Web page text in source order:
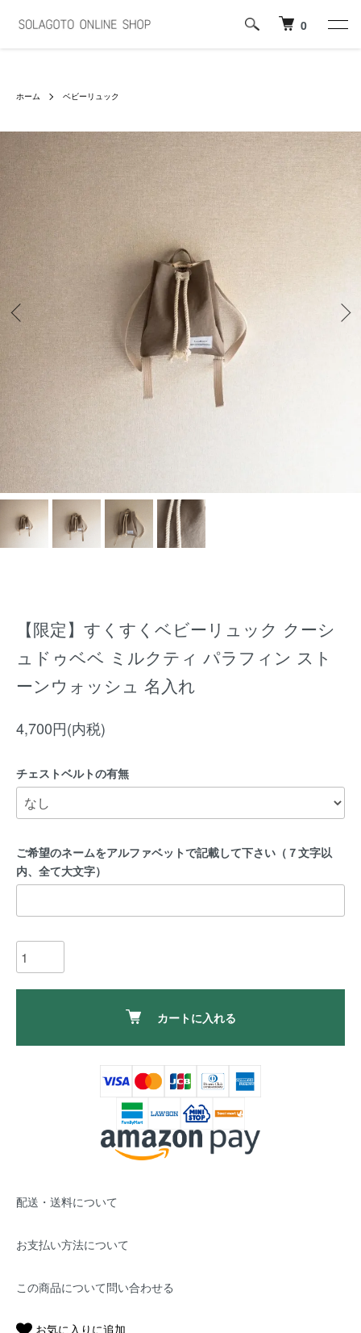
0
ホーム ベビーリュック
【限定】すくすくベビーリュック クーシ
ュドゥベベ ミルクティ パラフィン スト
ーンウォッシュ 名入れ
4,700円(内税)
チェストベルトの有無
ご希望のネームをアルファベットで記載して下さい（７文字以
内、全て大文字）
カートに入れる
配送・送料について
お支払い方法について
この商品について問い合わせる
お気に入りに追加